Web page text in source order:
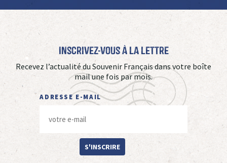
Inscrivez-vous à La Lettre
Recevez l’actualité du Souvenir Français dans votre boîte
mail une fois par mois.
ADRESSE E-MAIL
S'INSCRIRE